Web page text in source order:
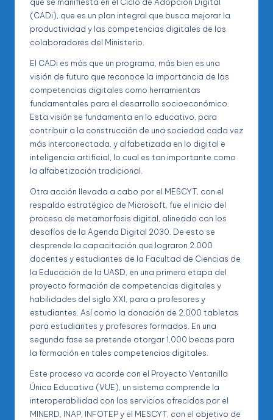
que se manifiesta en el Ciclo de Adopción Digital
(CADi), que es un plan integral que busca mejorar la
productividad y las competencias digitales de los
colaboradores del Ministerio.
El CADi es más que un programa, más bien es una
visión de futuro que reconoce la importancia de las
competencias digitales como herramientas
fundamentales para el desarrollo socioeconómico.
Esta visión se fundamenta en lo educativo, para
contribuir a la construcción de una sociedad cada vez
más interconectada, y alfabetizada en lo digital e
inteligencia artificial, lo cual es tan importante como
la alfabetización tradicional.
Otra acción llevada a cabo por el MESCYT, con el
respaldo estratégico de Microsoft, fue el inicio del
proceso de metamorfosis digital, alineado con los
desafíos de la Agenda Digital 2030. De esto se
desprende la capacitación que lograron 2.000
docentes y estudiantes de la Facultad de Ciencias de
la Educación de la UASD, en una primera etapa del
proyecto formación de competencias digitales y
habilidades del siglo XXI, para a profesores y
estudiantes. Así como la donación de 2,000 tabletas
para estudiantes y profesores formados. En una
segunda fase se pretende otorgar 1,000 becas para
la formación en tales competencias digitales.
Este proceso va acorde con el Proyecto Ventanilla
Única Educativa (VUE), un sistema comprende la
interoperabilidad con los servicios ofrecidos por el
MINERD, INAP, INFOTEP y el MESCYT, con el objetivo de